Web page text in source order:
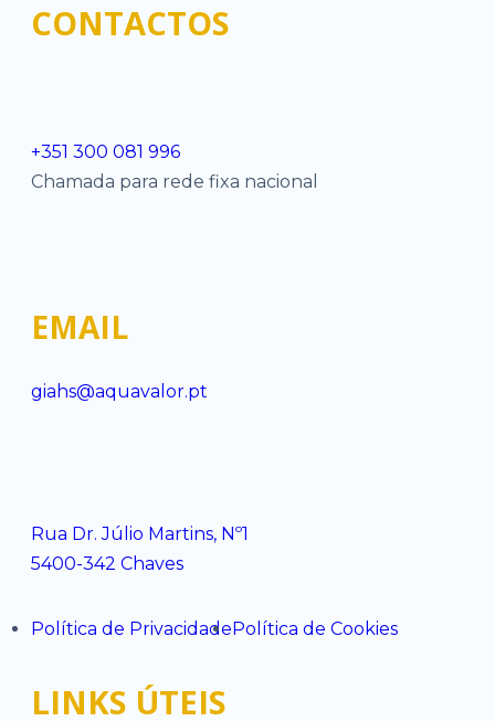
CONTACTOS
+351 300 081 996
Chamada para rede fixa nacional
EMAIL
giahs@aquavalor.pt
Rua Dr. Júlio Martins, Nº1
5400-342 Chaves
Política de Privacidade Política de Cookies
LINKS ÚTEIS